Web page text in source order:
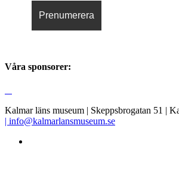
Våra sponsorer:
Kalmar läns museum | Skeppsbrogatan 51 |
| info@kalmarlansmuseum.se